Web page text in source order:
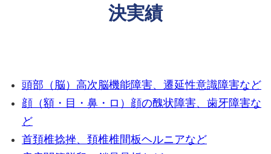
決実績
頭部（脳） 高次脳機能障害、遷延性意識障害など
顔（額・目・鼻・ロ） 顔の醜状障害、歯牙障害な
ど
首頚椎捻挫、頚椎椎間板ヘルニアなど